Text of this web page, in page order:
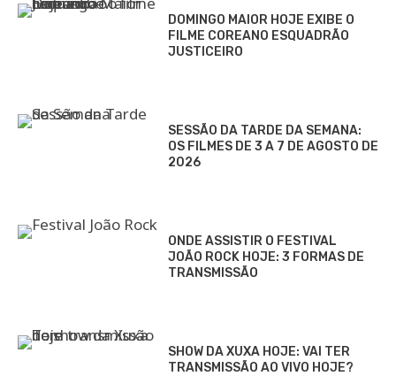
DOMINGO MAIOR HOJE EXIBE O
FILME COREANO ESQUADRÃO
JUSTICEIRO
SESSÃO DA TARDE DA SEMANA:
OS FILMES DE 3 A 7 DE AGOSTO DE
2026
ONDE ASSISTIR O FESTIVAL
JOÃO ROCK HOJE: 3 FORMAS DE
TRANSMISSÃO
SHOW DA XUXA HOJE: VAI TER
TRANSMISSÃO AO VIVO HOJE?